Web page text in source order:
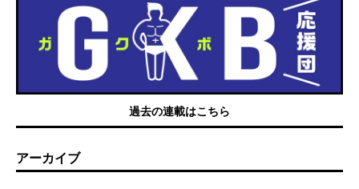
過去の連載はこちら
アーカイブ